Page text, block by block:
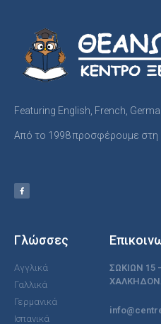
Featuring English, French,
Από το 1998 προσφέρουμε στη
Γλώσσες
Αγγλικά
Γαλλικά
Γερμανικά
Ισπανικά
ΣΩΚΙΩΝ 15